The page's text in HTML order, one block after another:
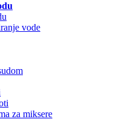
vode
za miksere